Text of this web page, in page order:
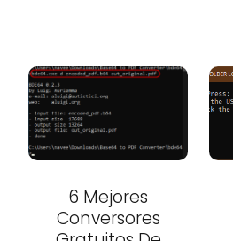
6 Mejores
Conversores